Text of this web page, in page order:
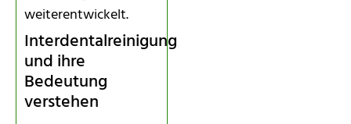
weiterentwickelt.
Interdentalreinigung
und ihre
Bedeutung
verstehen